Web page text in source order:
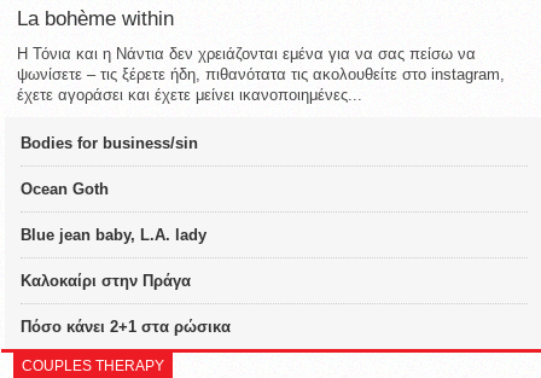
La bohème within
Η Τόνια και η Νάντια δεν χρειάζονται εμένα για να σας πείσω να
ψωνίσετε – τις ξέρετε ήδη, πιθανότατα τις ακολουθείτε στο instagram,
έχετε αγοράσει και έχετε μείνει ικανοποιημένες...
Bodies for business/sin
Ocean Goth
Blue jean baby, L.A. lady
Καλοκαίρι στην Πράγα
Πόσο κάνει 2+1 στα ρώσικα
COUPLES THERAPY